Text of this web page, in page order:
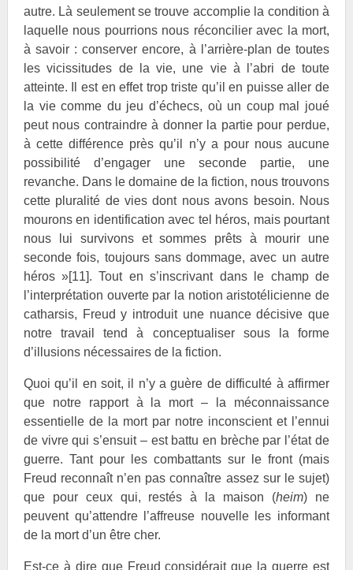
autre. Là seulement se trouve accomplie la condition à
laquelle nous pourrions nous réconcilier avec la mort,
à savoir : conserver encore, à l’arrière-plan de toutes
les vicissitudes de la vie, une vie à l’abri de toute
atteinte. Il est en effet trop triste qu’il en puisse aller de
la vie comme du jeu d’échecs, où un coup mal joué
peut nous contraindre à donner la partie pour perdue,
à cette différence près qu’il n’y a pour nous aucune
possibilité d’engager une seconde partie, une
revanche. Dans le domaine de la fiction, nous trouvons
cette pluralité de vies dont nous avons besoin. Nous
mourons en identification avec tel héros, mais pourtant
nous lui survivons et sommes prêts à mourir une
seconde fois, toujours sans dommage, avec un autre
héros »[11]. Tout en s’inscrivant dans le champ de
l’interprétation ouverte par la notion aristotélicienne de
catharsis, Freud y introduit une nuance décisive que
notre travail tend à conceptualiser sous la forme
d’illusions nécessaires de la fiction.
Quoi qu’il en soit, il n’y a guère de difficulté à affirmer
que notre rapport à la mort – la méconnaissance
essentielle de la mort par notre inconscient et l’ennui
de vivre qui s’ensuit – est battu en brèche par l’état de
guerre. Tant pour les combattants sur le front (mais
Freud reconnaît n’en pas connaître assez sur le sujet)
que pour ceux qui, restés à la maison (heim) ne
peuvent qu’attendre l’affreuse nouvelle les informant
de la mort d’un être cher.
Est-ce à dire que Freud considérait que la guerre est